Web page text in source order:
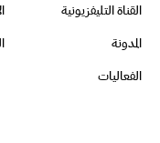
القناة التليفزيونية
المدونة
الفعاليات